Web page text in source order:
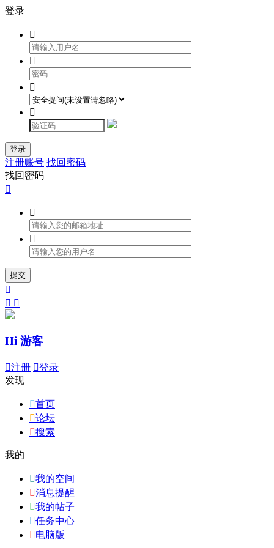
登录




登录
注册账号 找回密码
找回密码



提交

 
Hi 游客
注册 登录
发现
首页
论坛
搜索
我的
我的空间
消息提醒
我的帖子
任务中心
电脑版